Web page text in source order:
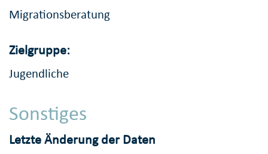
Migrationsberatung
Zielgruppe:
Jugendliche
Sonstiges
Letzte Änderung der Daten